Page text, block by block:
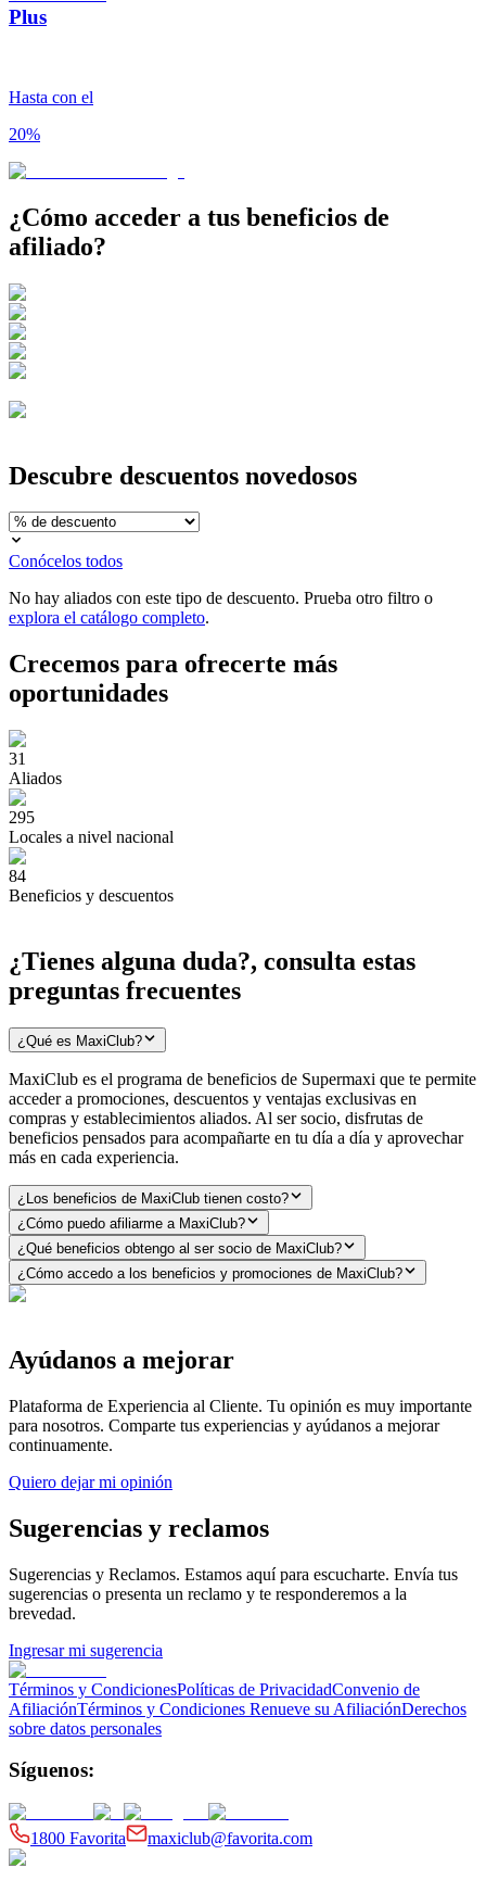
Plus
Hasta con el
20%
¿Cómo acceder a tus beneficios de
afiliado?
Descubre descuentos novedosos
Conócelos todos
No hay aliados con este tipo de descuento. Prueba otro filtro o
explora el catálogo completo.
Crecemos para ofrecerte más
oportunidades
31
Aliados
295
Locales a nivel nacional
84
Beneficios y descuentos
¿Tienes alguna duda?, consulta estas
preguntas frecuentes
¿Qué es MaxiClub?
MaxiClub es el programa de beneficios de Supermaxi que te permite
acceder a promociones, descuentos y ventajas exclusivas en
compras y establecimientos aliados. Al ser socio, disfrutas de
beneficios pensados para acompañarte en tu día a día y aprovechar
más en cada experiencia.
¿Los beneficios de MaxiClub tienen costo?
¿Cómo puedo afiliarme a MaxiClub?
¿Qué beneficios obtengo al ser socio de MaxiClub?
¿Cómo accedo a los beneficios y promociones de MaxiClub?
Ayúdanos a mejorar
Plataforma de Experiencia al Cliente. Tu opinión es muy importante
para nosotros. Comparte tus experiencias y ayúdanos a mejorar
continuamente.
Quiero dejar mi opinión
Sugerencias y reclamos
Sugerencias y Reclamos. Estamos aquí para escucharte. Envía tus
sugerencias o presenta un reclamo y te responderemos a la
brevedad.
Ingresar mi sugerencia
Términos y CondicionesPolíticas de PrivacidadConvenio de
AfiliaciónTérminos y Condiciones Renueve su AfiliaciónDerechos
sobre datos personales
Síguenos:
1800 Favorita maxiclub@favorita.com